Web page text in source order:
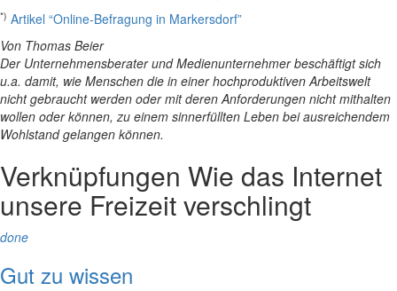
*) Artikel “Online-Befragung in Markersdorf”
Von Thomas Beier
Der Unternehmensberater und Medienunternehmer beschäftigt sich
u.a. damit, wie Menschen die in einer hochproduktiven Arbeitswelt
nicht gebraucht werden oder mit deren Anforderungen nicht mithalten
wollen oder können, zu einem sinnerfüllten Leben bei ausreichendem
Wohlstand gelangen können.
Verknüpfungen Wie das Internet
unsere Freizeit verschlingt
done
Gut zu wissen